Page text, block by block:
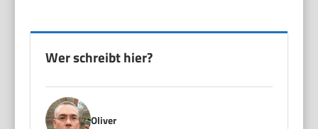
Wer schreibt hier?
Oliver